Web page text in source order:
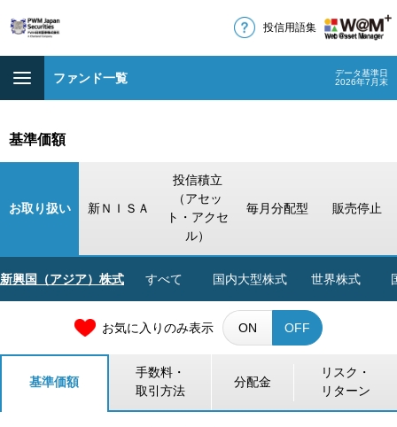
投信用語集
ファンド一覧
データ基準日
2026年7月末
基準価額
お取り扱い 新ＮＩＳＡ
投信積立
（アセッ
ト・アクセ
ル）
毎月分配型 販売停止
新興国（アジア）株式 すべて 国内大型株式 世界株式
お気に入りのみ表示 ON OFF
基準価額
手数料・
取引方法
分配金
リスク・
リターン